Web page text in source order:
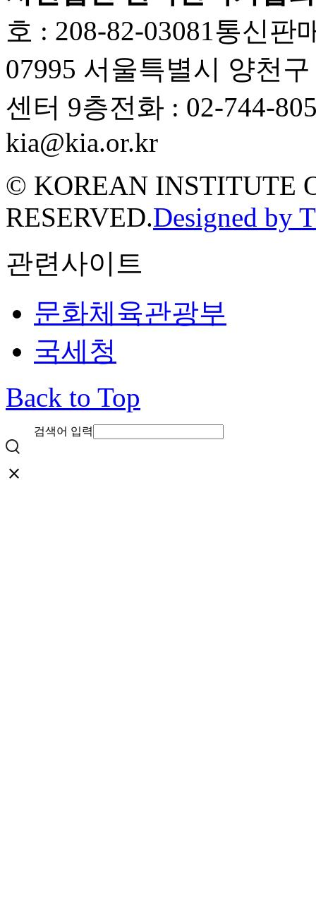
호 : 208-82-03081 통신판
07995 서울특별시 양천
센터 9층전화 : 02-744-
kia@kia.or.kr
© KOREAN INSTITUTE
RESERVED.Designed by
관련사이트
문화체육관광부
국세청
Back to Top
검색어 입력
close